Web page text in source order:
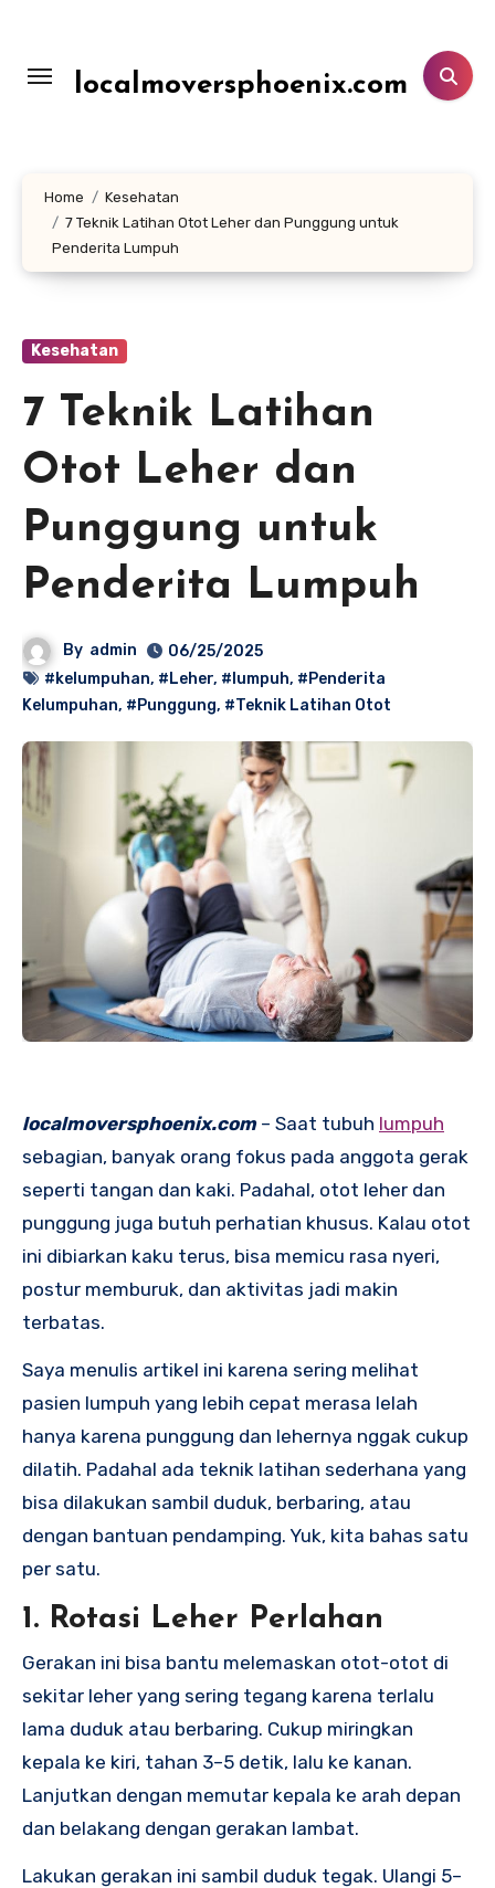
konten
localmoversphoenix.com
Home
Kesehatan
7 Teknik Latihan Otot Leher dan Punggung untuk
Penderita Lumpuh
Kesehatan
7 Teknik Latihan
Otot Leher dan
Punggung untuk
Penderita Lumpuh
By admin
06/25/2025
#kelumpuhan, #Leher, #lumpuh, #Penderita
Kelumpuhan, #Punggung, #Teknik Latihan Otot
localmoversphoenix.com– Saat tubuh lumpuh
sebagian, banyak orang fokus pada anggota gerak
seperti tangan dan kaki. Padahal, otot leher dan
punggung juga butuh perhatian khusus. Kalau otot
ini dibiarkan kaku terus, bisa memicu rasa nyeri,
postur memburuk, dan aktivitas jadi makin
terbatas.
Saya menulis artikel ini karena sering melihat
pasien lumpuh yang lebih cepat merasa lelah
hanya karena punggung dan lehernya nggak cukup
dilatih. Padahal ada teknik latihan sederhana yang
bisa dilakukan sambil duduk, berbaring, atau
dengan bantuan pendamping. Yuk, kita bahas satu
per satu.
1. Rotasi Leher Perlahan
Gerakan ini bisa bantu melemaskan otot-otot di
sekitar leher yang sering tegang karena terlalu
lama duduk atau berbaring. Cukup miringkan
kepala ke kiri, tahan 3–5 detik, lalu ke kanan.
Lanjutkan dengan memutar kepala ke arah depan
dan belakang dengan gerakan lambat.
Lakukan gerakan ini sambil duduk tegak. Ulangi 5–